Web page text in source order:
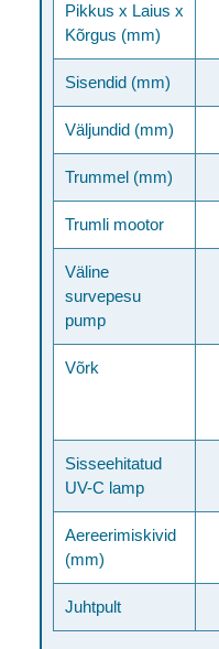
Pikkus x Laius x
Kõrgus (mm)
Sisendid (mm)
Väljundid (mm)
Trummel (mm)
Trumli mootor
Väline
survepesu
pump
Võrk
Sisseehitatud
UV-C lamp
Aereerimiskivid
(mm)
Juhtpult